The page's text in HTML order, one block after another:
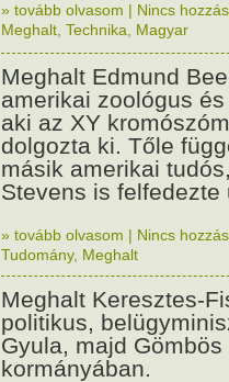
» tovább olvasom | Nincs
Meghalt Technika Magyar
Meghalt Edmund
amerikai zoológus
aki az XY
dolgozta ki. Tőle
másik amerikai
Stevens is felfedezte
» tovább olvasom | Nincs
Tudomány, Meghalt
Meghalt Keresztes-
politikus,
Gyula, majd Gömbös
kormányában.